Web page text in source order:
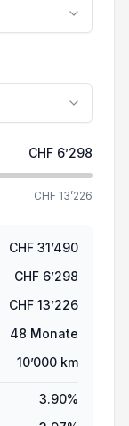
CHF 6’298
CHF 13’226
CHF 31’490
CHF 6’298
CHF 13’226
48 Monate
10’000 km
3.90%